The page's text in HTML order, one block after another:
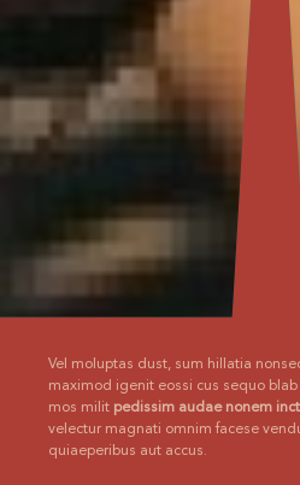
Vel moluptas dust, sum hillatia
maximod igenit eossi cus sequo
mos milit pedissim audae nonem
velectur magnati omnim facese
quiaeperibus aut accus.